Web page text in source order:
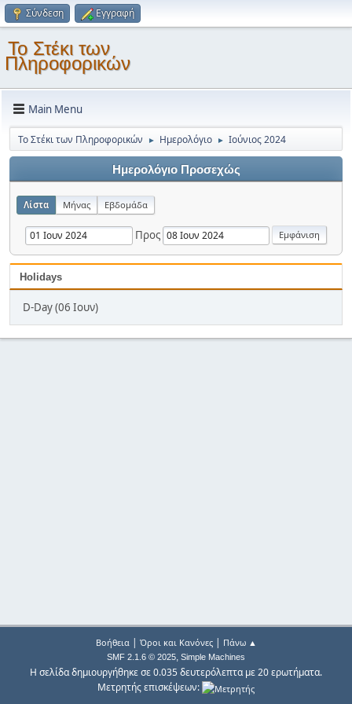
Σύνδεση Εγγραφή
Το Στέκι των
Πληροφορικών
Main Menu
Το Στέκι των Πληροφορικών ► Ημερολόγιο ► Ιούνιος 2024
Ημερολόγιο Προσεχώς
Λίστα Μήνας Εβδομάδα
Προς
Holidays
D-Day (06 Ιουν)
Βοήθεια| Όροι και Κανόνες| Πάνω ▲
SMF 2.1.6 © 2025, Simple Machines
Η σελίδα δημιουργήθηκε σε 0.035 δευτερόλεπτα με 20 ερωτήματα.
Μετρητής επισκέψεων: